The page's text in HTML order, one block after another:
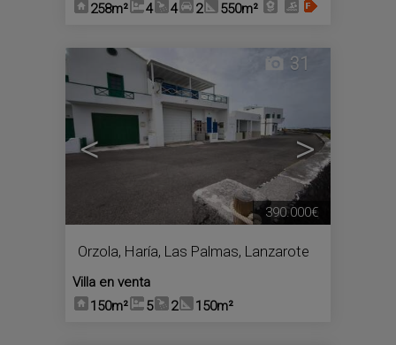
258m²
4 4 2 550m²
< >
31
Orzola, Haría, Las Palmas, Lanzarote
Villa en venta
150m²
5 2 150m²
390.000€